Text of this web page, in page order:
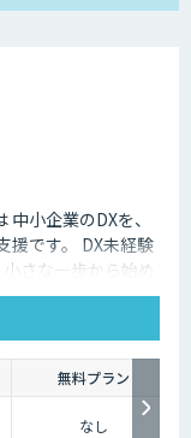
小企業のDXを、
援です。 DX未経験
さな一歩から始め
大手企業のDX支援
業のための“現実
援いたします。 私
寄り添った 『ちょ
無料プラン
なし